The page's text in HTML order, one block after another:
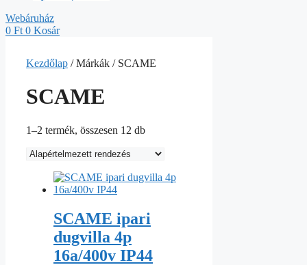
Webáruház
0 Ft 0 Kosár
Kezdőlap / Márkák / SCAME
SCAME
1–2 termék, összesen 12 db
SCAME ipari
dugvilla 4p
16a/400v IP44